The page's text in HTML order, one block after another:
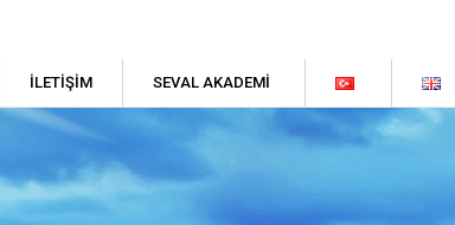
İLETIŞIM SEVAL AKADEMI